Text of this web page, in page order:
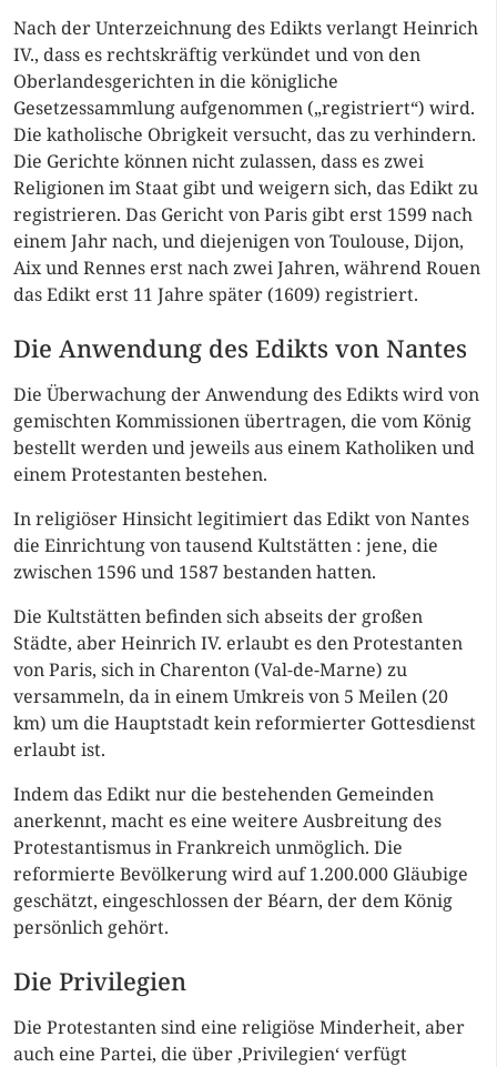
Nach der Unterzeichnung des Edikts verlangt Heinrich
IV., dass es rechtskräftig verkündet und von den
Oberlandesgerichten in die königliche
Gesetzessammlung aufgenommen („registriert“) wird.
Die katholische Obrigkeit versucht, das zu verhindern.
Die Gerichte können nicht zulassen, dass es zwei
Religionen im Staat gibt und weigern sich, das Edikt zu
registrieren. Das Gericht von Paris gibt erst 1599 nach
einem Jahr nach, und diejenigen von Toulouse, Dijon,
Aix und Rennes erst nach zwei Jahren, während Rouen
das Edikt erst 11 Jahre später (1609) registriert.
Die Anwendung des Edikts von Nantes
Die Überwachung der Anwendung des Edikts wird von
gemischten Kommissionen übertragen, die vom König
bestellt werden und jeweils aus einem Katholiken und
einem Protestanten bestehen.
In religiöser Hinsicht legitimiert das Edikt von Nantes
die Einrichtung von tausend Kultstätten : jene, die
zwischen 1596 und 1587 bestanden hatten.
Die Kultstätten befinden sich abseits der großen
Städte, aber Heinrich IV. erlaubt es den Protestanten
von Paris, sich in Charenton (Val-de-Marne) zu
versammeln, da in einem Umkreis von 5 Meilen (20
km) um die Hauptstadt kein reformierter Gottesdienst
erlaubt ist.
Indem das Edikt nur die bestehenden Gemeinden
anerkennt, macht es eine weitere Ausbreitung des
Protestantismus in Frankreich unmöglich. Die
reformierte Bevölkerung wird auf 1.200.000 Gläubige
geschätzt, eingeschlossen der Béarn, der dem König
persönlich gehört.
Die Privilegien
Die Protestanten sind eine religiöse Minderheit, aber
auch eine Partei, die über ‚Privilegien‘ verfügt